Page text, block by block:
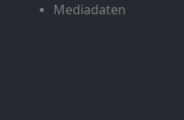
Mediadaten